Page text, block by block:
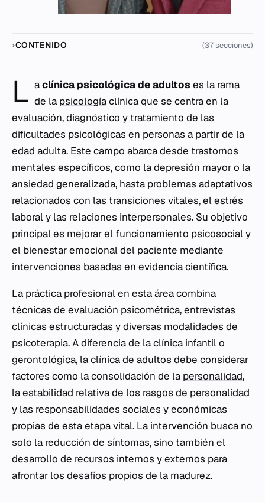
CONTENIDO (37 secciones)
L aclínica psicológica de adultos es la rama
de la psicologíaclínica que se centra en la
evaluación, diagnóstico y tratamiento de las
dificultades psicológicas en personas a partir de la
edad adulta. Este campo abarca desde trastornos
mentales específicos, como la depresión mayor o la
ansiedad generalizada, hasta problemas adaptativos
relacionados con las transiciones vitales, elestrés
laboral y las relaciones interpersonales. Su objetivo
principal es mejorar el funcionamiento psicosocial y
el bienestar emocional del paciente mediante
intervenciones basadas en evidencia científica.
La práctica profesional en esta área combina
técnicas de evaluación psicométrica, entrevistas
clínicas estructuradas y diversas modalidades de
psicoterapia. A diferencia de la clínica infantil o
gerontológica, la clínica de adultos debe considerar
factores como la consolidación de la personalidad,
la estabilidad relativa de los rasgos de personalidad
y las responsabilidades sociales y económicas
propias de esta etapa vital. La intervención busca no
solo la reducción de síntomas, sino también el
desarrollo de recursos internos y externos para
afrontar los desafíos propios de la madurez.